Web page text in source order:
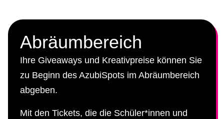
Abräumbereich
Ihre Giveaways und Kreativpreise können Sie
zu Beginn des AzubiSpots im Abräumbereich
abgeben.
Mit den Tickets, die die Schüler*innen und